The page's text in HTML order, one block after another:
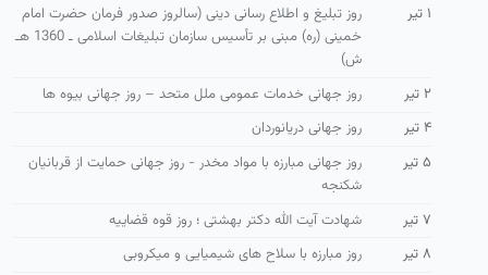
۱ تیر
روز تبلیغ و اطلاع رسانی دینی (سالروز صدور فرمان حضرت امام
خمینی (ره) مبنی بر تأسیس سازمان تبلیغات اسلامی ـ 1360 هـ
ش)
۲ تیر
روز جهانی خدمات عمومی ملل متحد – روز جهانی بیوه ها
۴ تیر
روز جهانی دریانوردان
۵ تیر
روز جهانی مبارزه با مواد مخدر - روز جهانی حمایت از قربانیان
شکنجه
۷ تیر
شهادت آیت الله دکتر بهشتی ؛ روز قوه قضاییه
۸ تیر
روز مبارزه با سلاح های شیمیایی و میکروبی